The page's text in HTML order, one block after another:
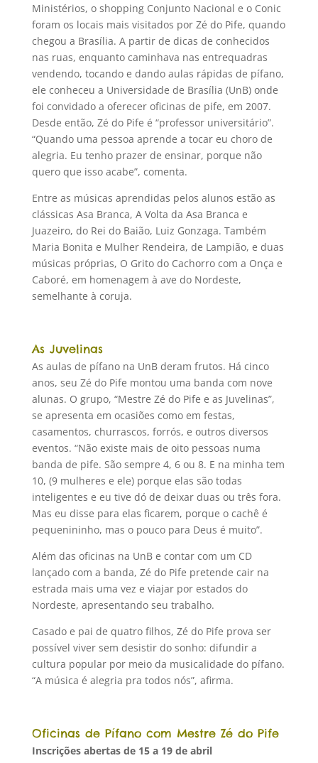
Ministérios, o shopping Conjunto Nacional e o Conic
foram os locais mais visitados por Zé do Pife, quando
chegou a Brasília. A partir de dicas de conhecidos
nas ruas, enquanto caminhava nas entrequadras
vendendo, tocando e dando aulas rápidas de pífano,
ele conheceu a Universidade de Brasília (UnB) onde
foi convidado a oferecer oficinas de pife, em 2007.
Desde então, Zé do Pife é “professor universitário”.
“Quando uma pessoa aprende a tocar eu choro de
alegria. Eu tenho prazer de ensinar, porque não
quero que isso acabe”, comenta.
Entre as músicas aprendidas pelos alunos estão as
clássicas Asa Branca, A Volta da Asa Branca e
Juazeiro, do Rei do Baião, Luiz Gonzaga. Também
Maria Bonita e Mulher Rendeira, de Lampião, e duas
músicas próprias, O Grito do Cachorro com a Onça e
Caboré, em homenagem à ave do Nordeste,
semelhante à coruja.
As Juvelinas
As aulas de pífano na UnB deram frutos. Há cinco
anos, seu Zé do Pife montou uma banda com nove
alunas. O grupo, “Mestre Zé do Pife e as Juvelinas”,
se apresenta em ocasiões como em festas,
casamentos, churrascos, forrós, e outros diversos
eventos. “Não existe mais de oito pessoas numa
banda de pife. São sempre 4, 6 ou 8. E na minha tem
10, (9 mulheres e ele) porque elas são todas
inteligentes e eu tive dó de deixar duas ou três fora.
Mas eu disse para elas ficarem, porque o cachê é
pequenininho, mas o pouco para Deus é muito”.
Além das oficinas na UnB e contar com um CD
lançado com a banda, Zé do Pife pretende cair na
estrada mais uma vez e viajar por estados do
Nordeste, apresentando seu trabalho.
Casado e pai de quatro filhos, Zé do Pife prova ser
possível viver sem desistir do sonho: difundir a
cultura popular por meio da musicalidade do pífano.
“A música é alegria pra todos nós”, afirma.
Oficinas de Pífano com Mestre Zé do Pife
Inscrições abertas de 15 a 19 de abril